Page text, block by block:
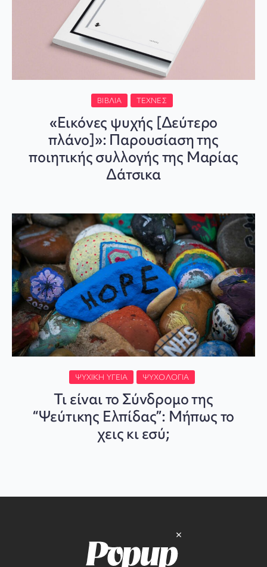
ΒΙΒΛΊΑ ΤΈΧΝΕΣ
«Εικόνες ψυχής [Δεύτερο
πλάνο]»: Παρουσίαση της
ποιητικής συλλογής της Μαρίας
Δάτσικα
ΨΥΧΙΚΉ ΥΓΕΊΑ ΨΥΧΟΛΟΓΊΑ
Τι είναι το Σύνδρομο της
“Ψεύτικης Ελπίδας”: Μήπως το
χεις κι εσύ;